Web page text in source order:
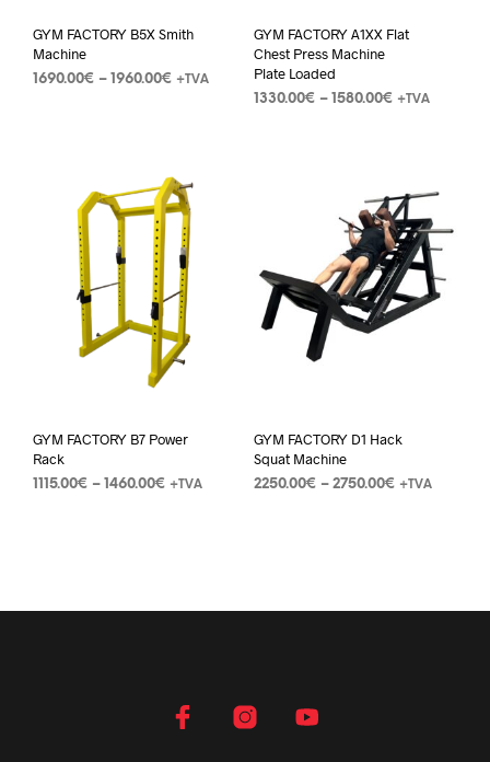
GYM FACTORY B5X Smith
Machine
1690.00€ – 1960.00€ +TVA
GYM FACTORY A1XX Flat
Chest Press Machine
Plate Loaded
1330.00€ – 1580.00€ +TVA
GYM FACTORY B7 Power
Rack
1115.00€ – 1460.00€ +TVA
GYM FACTORY D1 Hack
Squat Machine
2250.00€ – 2750.00€ +TVA